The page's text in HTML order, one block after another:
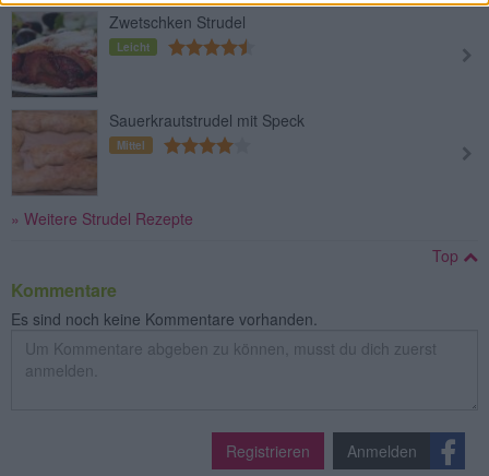
Zwetschken Strudel
Leicht
Sauerkrautstrudel mit Speck
Mittel
» Weitere Strudel Rezepte
Top
Kommentare
Es sind noch keine Kommentare vorhanden.
Registrieren Anmelden